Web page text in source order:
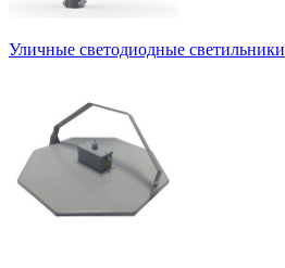
Уличные светодиодные светильники